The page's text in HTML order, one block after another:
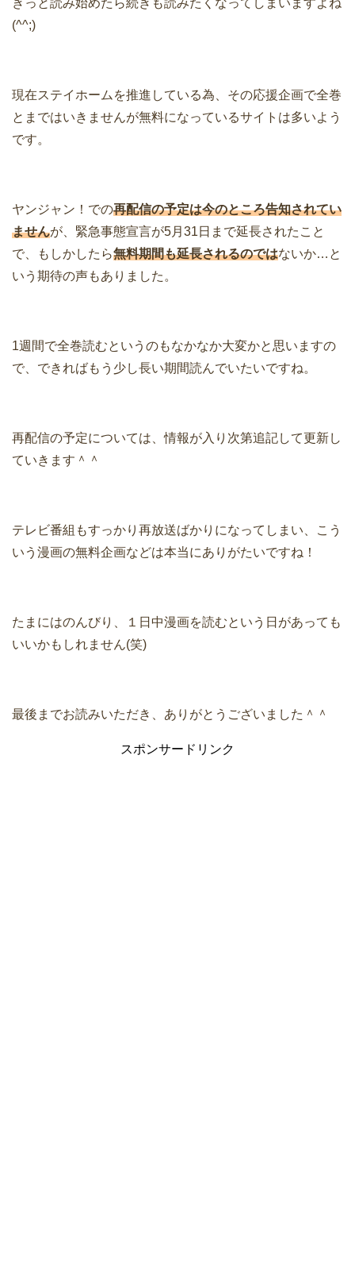
きっと読み始めたら続きも読みたくなってしまいますよね
(^^;)
現在ステイホームを推進している為、その応援企画で全巻
とまではいきませんが無料になっているサイトは多いよう
です。
ヤンジャン！での再配信の予定は今のところ告知されてい
ませんが、緊急事態宣言が5月31日まで延長されたこと
で、もしかしたら無料期間も延長されるのではないか…と
いう期待の声もありました。
1週間で全巻読むというのもなかなか大変かと思いますの
で、できればもう少し長い期間読んでいたいですね。
再配信の予定については、情報が入り次第追記して更新し
ていきます＾＾
テレビ番組もすっかり再放送ばかりになってしまい、こう
いう漫画の無料企画などは本当にありがたいですね！
たまにはのんびり、１日中漫画を読むという日があっても
いいかもしれません(笑)
最後までお読みいただき、ありがとうございました＾＾
スポンサードリンク